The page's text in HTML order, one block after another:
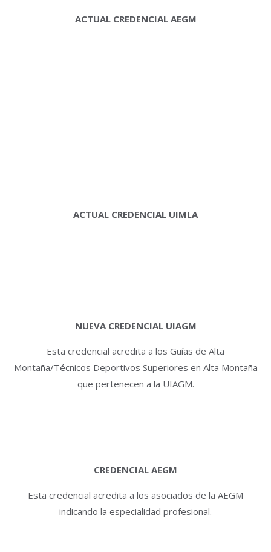
ACTUAL CREDENCIAL AEGM
ACTUAL CREDENCIAL UIMLA
NUEVA CREDENCIAL UIAGM
Esta credencial acredita a los Guías de Alta
Montaña/Técnicos Deportivos Superiores en Alta Montaña
que pertenecen a la UIAGM.
CREDENCIAL AEGM
Esta credencial acredita a los asociados de la AEGM
indicando la especialidad profesional.